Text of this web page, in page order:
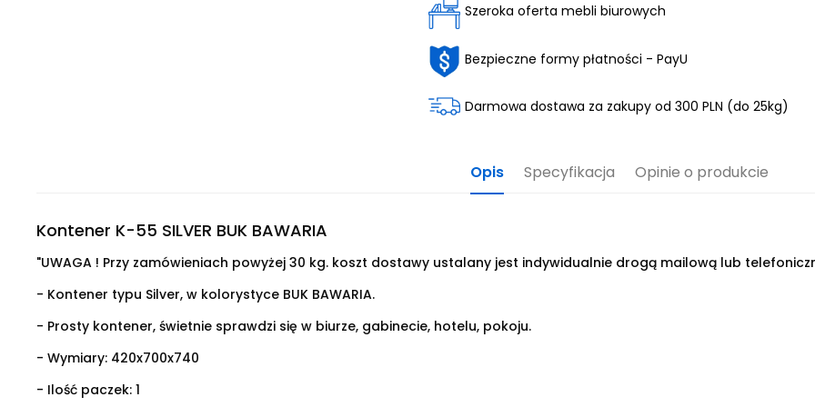
Szeroka oferta mebli biurowych
Bezpieczne formy płatności - PayU
Darmowa dostawa za zakupy od 300 PLN (do 25kg)
Opis Specyfikacja Opinie o produkcie
Kontener K-55 SILVER BUK BAWARIA
"UWAGA ! Przy zamówieniach powyżej 30 kg. koszt dostawy ustalany jest indywidualnie drogą mailową lub
- Kontener typu Silver, w kolorystyce BUK BAWARIA.
- Prosty kontener, świetnie sprawdzi się w biurze, gabinecie, hotelu, pokoju.
- Wymiary: 420x700x740
- Ilość paczek: 1